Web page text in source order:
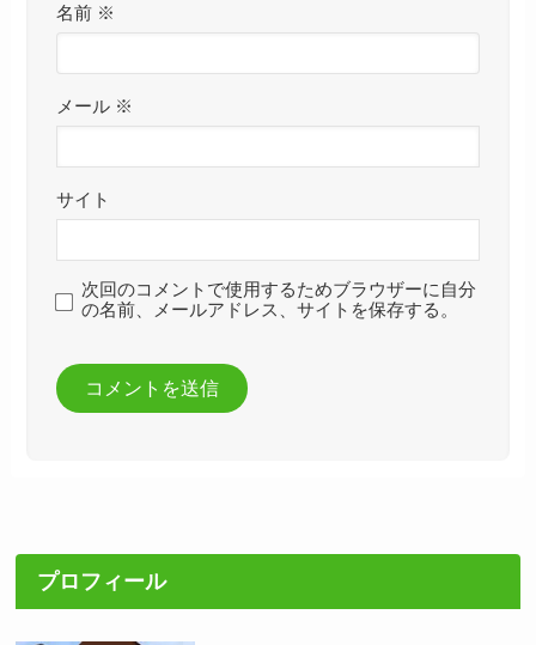
名前 ※
メール ※
サイト
次回のコメントで使用するためブラウザーに自分
の名前、メールアドレス、サイトを保存する。
プロフィール